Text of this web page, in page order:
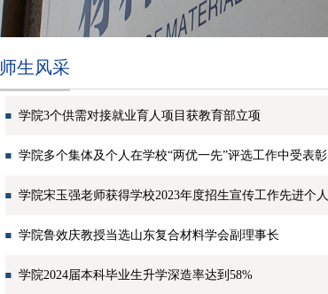
师生风采
学院3个供需对接就业育人项目获教育部立项
学院多个集体及个人在学校“两优一先”评选工作中受表彰
学院宋玉强老师获得学校2023年度招生宣传工作先进个人
学院鲁效庆教授当选山东复合材料学会副理事长
学院2024届本科毕业生升学深造率达到58%